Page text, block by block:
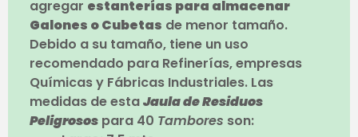
agregar estanterías para almacenar
Galones o Cubetas de menor tamaño.
Debido a su tamaño, tiene un uso
recomendado para Refinerías, empresas
Químicas y Fábricas Industriales. Las
medidas de estaJaula de Residuos
Peligrosos para 40 Tambores son: